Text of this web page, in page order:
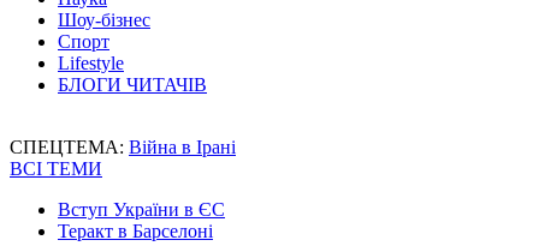
Шоу-бізнес
Спорт
Lifestyle
БЛОГИ ЧИТАЧІВ
СПЕЦТЕМА: Війна в Ірані
ВСІ ТЕМИ
Вступ України в ЄС
Теракт в Барселоні